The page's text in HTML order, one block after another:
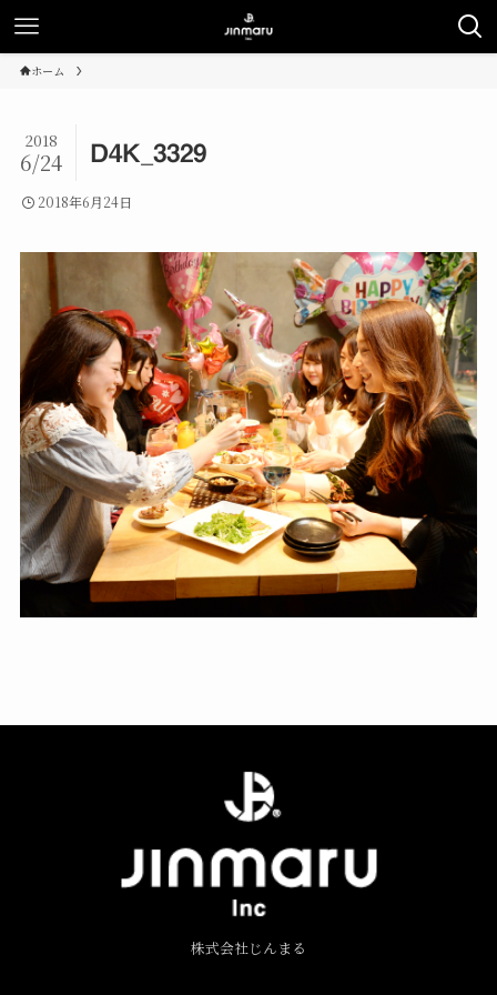
ホーム
D4K_3329
2018
6/24
2018年6月24日
株式会社じんまる